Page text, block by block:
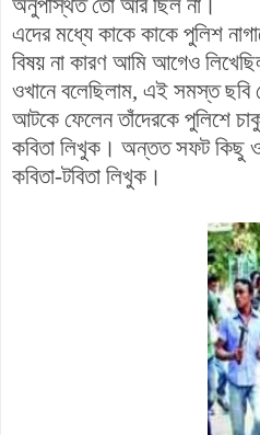
অনুপস্থিত তো আর ছিল না।
এদের মধ্যে কাকে কাকে পুলিশ
বিষয় না কারণ আমি আগেও
ওখানে বলেছিলাম, এই সমস্ত ছবি
আটকে ফেলেন তাঁদেরকে পুলিশে
কবিতা লিখুক। অন্তত সফট কিছু
কবিতা-টবিতা লিখুক।